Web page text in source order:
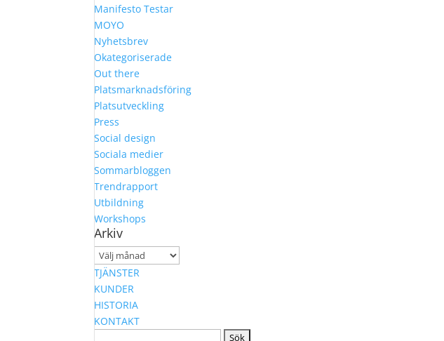
Manifesto Testar
MOYO
Nyhetsbrev
Okategoriserade
Out there
Platsmarknadsföring
Platsutveckling
Press
Social design
Sociala medier
Sommarbloggen
Trendrapport
Utbildning
Workshops
Arkiv
Arkiv
TJÄNSTER
KUNDER
HISTORIA
KONTAKT